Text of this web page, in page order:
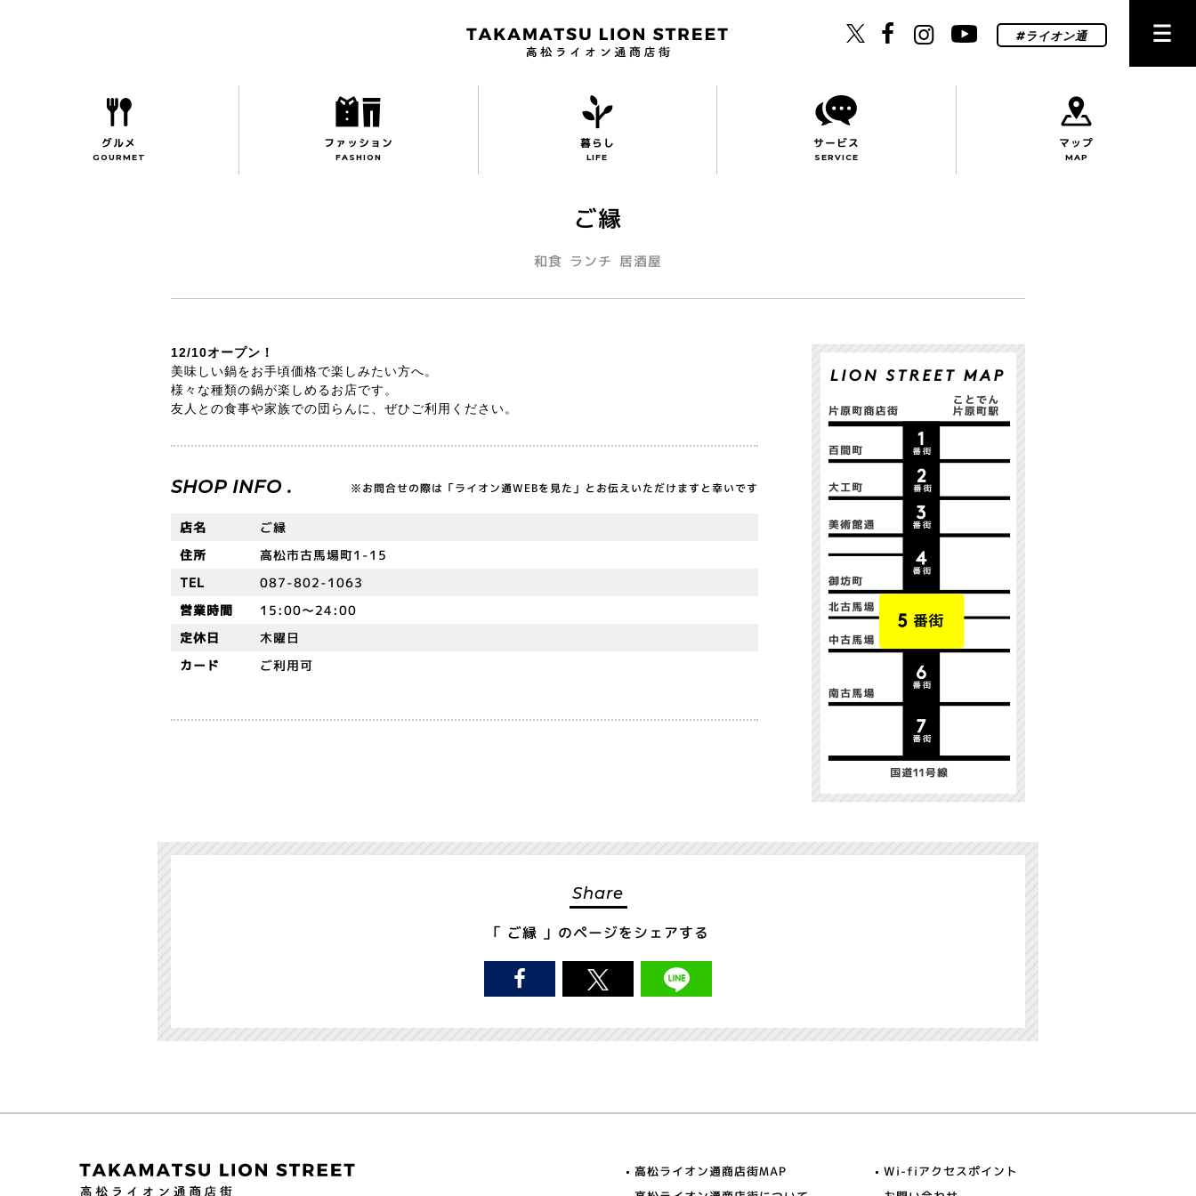
グルメ
GOURMET
ファッション
FASHION
暮らし
LIFE
サービス
SERVICE
マップ
MAP
ご縁
和食 ランチ 居酒屋
12/10オープン！
美味しい鍋をお手頃価格で楽しみたい方へ。
様々な種類の鍋が楽しめるお店です。
友人との食事や家族での団らんに、ぜひご利用ください。
SHOP INFO . ※お問合せの際は「ライオン通WEBを見た」とお伝えいただけますと幸いです
店名
ご縁
住所
高松市古馬場町1-15
TEL
087-802-1063
営業時間
15:00～24:00
定休日
木曜日
カード
ご利用可
Share
「 ご縁 」のページをシェアする
高松ライオン通商店街MAP
Wi-fiアクセスポイント